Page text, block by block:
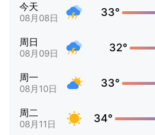
今天
08月08日 33°
周日
08月09日 32°
周一
08月10日 33°
周二
08月11日 34°